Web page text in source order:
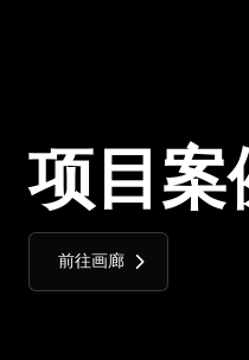
项目案
前往画廊